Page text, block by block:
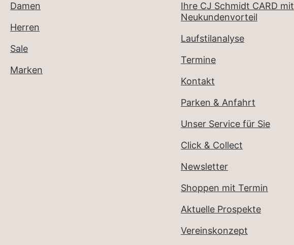
Damen
Herren
Sale
Marken
Ihre CJ Schmidt CARD mit
Neukundenvorteil
Laufstilanalyse
Termine
Kontakt
Parken & Anfahrt
Unser Service für Sie
Click & Collect
Newsletter
Shoppen mit Termin
Aktuelle Prospekte
Vereinskonzept